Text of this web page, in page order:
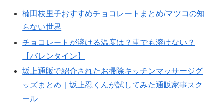
楠田枝里子おすすめチョコレートまとめ/マツコの知
らない世界
チョコレートが溶ける温度は？車でも溶けない？
【バレンタイン】
坂上通販で紹介されたお掃除キッチンマッサージグ
ッズまとめ｜坂上忍くんが試してみた通販家事スク
ール